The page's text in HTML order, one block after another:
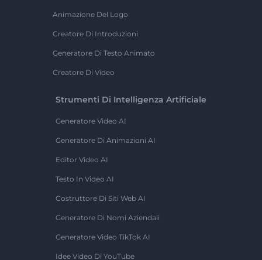
Animazione Del Logo
Creatore Di Introduzioni
Generatore Di Testo Animato
Creatore Di Video
Strumenti Di Intelligenza Artificiale
Generatore Video AI
Generatore Di Animazioni AI
Editor Video AI
Testo In Video AI
Costruttore Di Siti Web AI
Generatore Di Nomi Aziendali
Generatore Video TikTok AI
Idee Video Di YouTube